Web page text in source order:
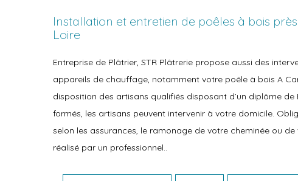
Installation et entretien de poêles à bois
Loire
Entreprise de Plâtrier, STR Plâtrerie propose aussi des
appareils de chauffage, notamment votre poêle à bois A
disposition des artisans qualifiés disposant d’un diplôme de
formés, les artisans peuvent intervenir à votre domicile.
selon les assurances, le ramonage de votre cheminée ou
réalisé par un professionnel..